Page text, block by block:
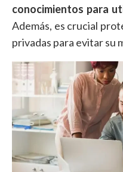
conocimientos para
Además, es crucial
privadas para evitar su